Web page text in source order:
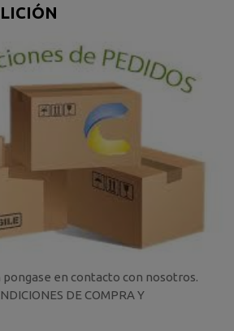
pongase en contacto con nosotros.
DE COMPRA Y